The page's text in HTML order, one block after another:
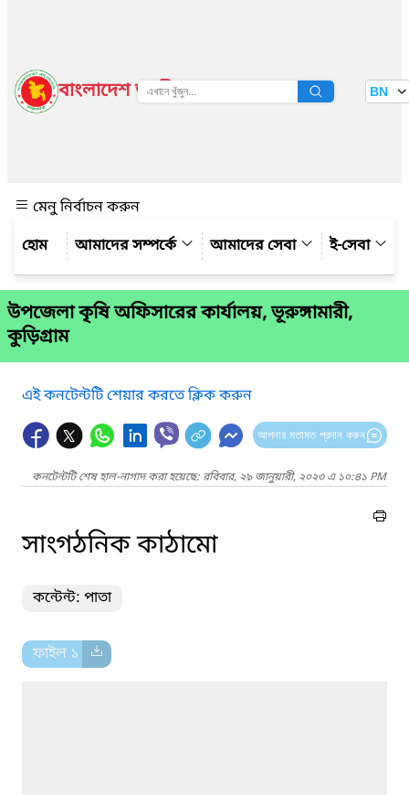
বাংলাদেশ জাতীয় তথ্য বাতায়ন BN
মেনু নির্বাচন করুন
আমাদের সম্পর্কে
আমাদের সেবা ই-সেবা
উপজেলা কৃষি অফিসারের কার্যালয়, ভূরুঙ্গামারী,
কুড়িগ্রাম
এই কনটেন্টটি শেয়ার করতে ক্লিক করুন
আপনার মতামত প্রদান করুন
কনটেন্টটি শেষ হাল-নাগাদ করা হয়েছে: রবিবার, ২৯ জানুয়ারী, ২০২৩ এ ১০:৪১ PM
সাংগঠনিক কাঠামো
কন্টেন্ট: পাতা
ফাইল ১